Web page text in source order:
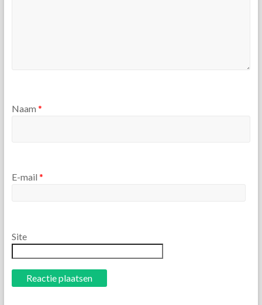
Naam *
E-mail *
Site